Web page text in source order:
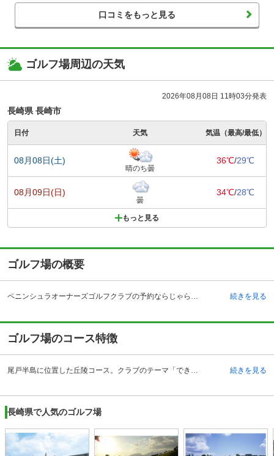
口コミをもっと見る
ゴルフ場周辺の天気
2026年08月08日 11時03分発表
長崎県 長崎市
日付 天気 気温（最高/最低）
08月08日(土)
晴のち曇
36℃/29℃
08月09日(日)
曇
34℃/28℃
もっと見る
ゴルフ場の概要
ペニンシュラオーナーズゴルフクラブの予約ならじゃらんゴルフ。カートの有無や利用税、キャンセル料、ナイター設備、駐車場などのコース情報はもちろん、口コミ、フォトギャラリーなどコースの難易度や攻略に役立つ情報充実、予約する度にポイントが貯まるのでお得にゴルフをお楽しみ頂けます。 長崎県長崎市のペニンシュラオーナーズゴフルクラブは、大村湾に浮かぶ島々を眼下に見下ろすロケーションに恵まれたゴルフ場で、長崎自動車道多良見インターチェンジ、または西九州自動車道佐世保大塔インターチェンジよりともに35キロメートルの場所にあります。すべてのコースがフラットにレイアウトされており、長崎では珍しいフラットなコースとして平成10年の開場以来、高い評価を得ています。ベテランからビギナー、女性ゴルファーまで存分に楽しむことができます。四方を海に囲まれた大自然に佇むテラスハウスは異国でのプレーを彷彿とさせ、大村湾からその先の大村空港、大村市の景色を眺めながら入浴できる自慢の大浴場もあり、プレー後も楽しめるゴルフ場です。 続きを見る
ゴルフ場のコース特徴
尾戸半島に位置した丘陵コース。クラブのテーマ「できる限りフラットに、可能な限り広くゆったり」をコンセプトにコースレイアウトされています。また各ホールから形上湾、大村湾に浮かぶ島々を眼下に見下ろすことができます。特に11番ホールは最標高地となっており、壮大なパノラマが楽しめます。グリーンの手入れも行き届いており、コースメンテナンスも高く評価されています。コースは18ホールで7,000ヤードを超え、フラット&ストレートのコースが多く、第一打がブラインドになるホールがなく、のびのびとスウィングできますが、グリーンに近くなると油断は禁物で小技も必要となり、一度プレーしてみると更なる挑戦意欲がかきたてらる戦略的に富んだチャンピオンコースです。 続きを見る
長崎県で人気のゴルフ場